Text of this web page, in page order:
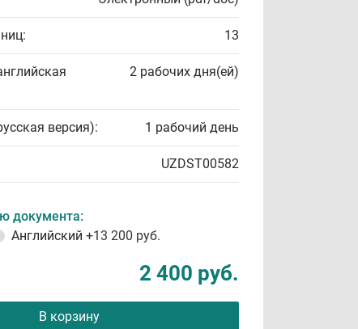
13
2 рабочих дня(ей)
версия): 1 рабочий день
UZDST00582
документа:
Английский +13 200 руб.
2 400 руб.
В корзину